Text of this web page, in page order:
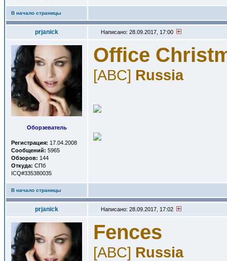
В начало страницы
prjanick Написано: 28.09.2017, 17:00
Оборзеватель
Регистрация: 17.04.2008
Сообщений: 5965
Обзоров: 144
Откуда: СПб
ICQ#335380035
Office
[ABC] Russia
В начало страницы
prjanick Написано: 28.09.2017, 17:02
Fences
[ABC] Russia